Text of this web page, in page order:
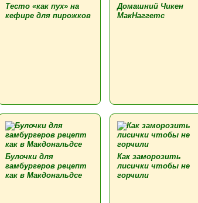
Тесто «как пух» на
кефире для пирожков
Домашний Чикен
МакНаггетс
Булочки для
гамбургеров рецепт
как в Макдональдсе
Как заморозить
лисички чтобы не
горчили